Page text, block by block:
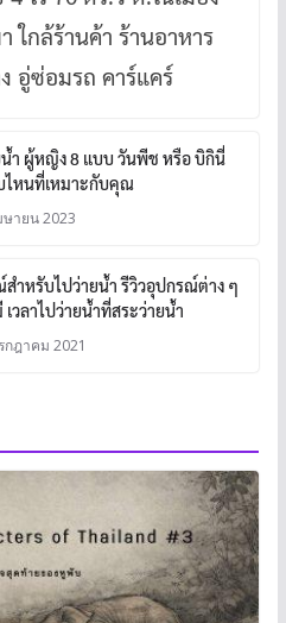
ใกล้ร้านค้า ร้านอาหาร
อู่ซ่อมรถ คาร์แคร์
ำ ผู้หญิง 8 แบบ วันพีช หรือ บิกินี่
ไหนที่เหมาะกับคุณ
ษายน 2023
ำหรับไปว่ายน้ำ รีวิวอุปกรณ์ต่าง ๆ
วลาไปว่ายน้ำที่สระว่ายน้ำ
กฎาคม 2021